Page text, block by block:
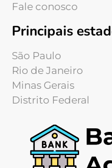
Fale conosco
Principais
São Paulo
Rio de Janeiro
Minas Gerais
Distrito Federal